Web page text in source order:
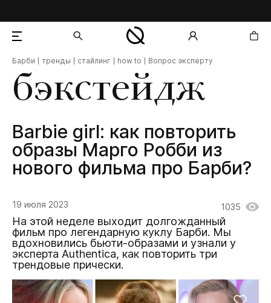
добавлен в корзину
бэкстейдж
Barbie girl: как повторить
образы Марго Робби из
нового фильма про Барби?
Барби тренды стайлинг how to Вопрос эксперту
19 июля 2023 1035
На этой неделе выходит долгожданный
фильм про легендарную куклу Барби. Мы
вдохновились бьюти-образами и узнали у
эксперта Authentica, как повторить три
трендовые прически.